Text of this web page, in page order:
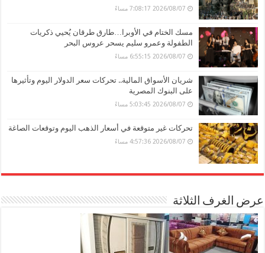
2026/08/07 7:08:17 مساءً
مسك الختام في الأوبرا…طارق طرقان يُحيي ذكريات
الطفولة وعمرو سليم يسحر عروس البحر
2026/08/07 6:55:15 مساءً
شريان الأسواق المالية.. تحركات سعر الدولار اليوم وتأثيرها
على البنوك المصرية
2026/08/07 5:03:45 مساءً
تحركات غير متوقعة في أسعار الذهب اليوم وتوقعات الصاغة
2026/08/07 4:57:36 مساءً
عرض الغرف الثلاثة